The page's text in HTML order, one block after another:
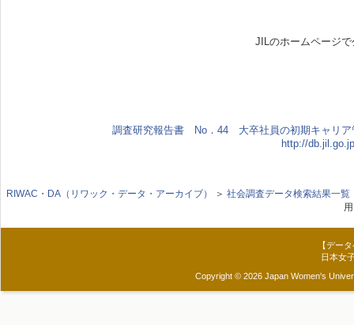
JILのホームページ
調査研究報告書 No．44 大卒社員の初期キャリ
http://
RIWAC・DA（リワック・データ・アーカイブ） ＞ 社会調査データ検索結果一覧
【デー
日本女
Copyright © 2026 Japan Women's